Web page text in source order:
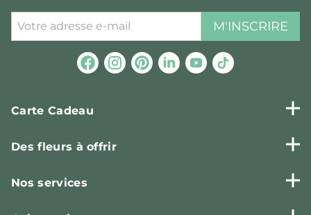
M'INSCRIRE
Carte Cadeau
Des fleurs à offrir
Nos services